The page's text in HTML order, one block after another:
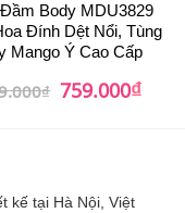
Body MDU3829
Đính Dệt Nổi, Tùng
Mango Ý Cao Cấp
₫ Giá
gốc
759.000₫Giá
hiện
kế tại Hà Nội, Việt